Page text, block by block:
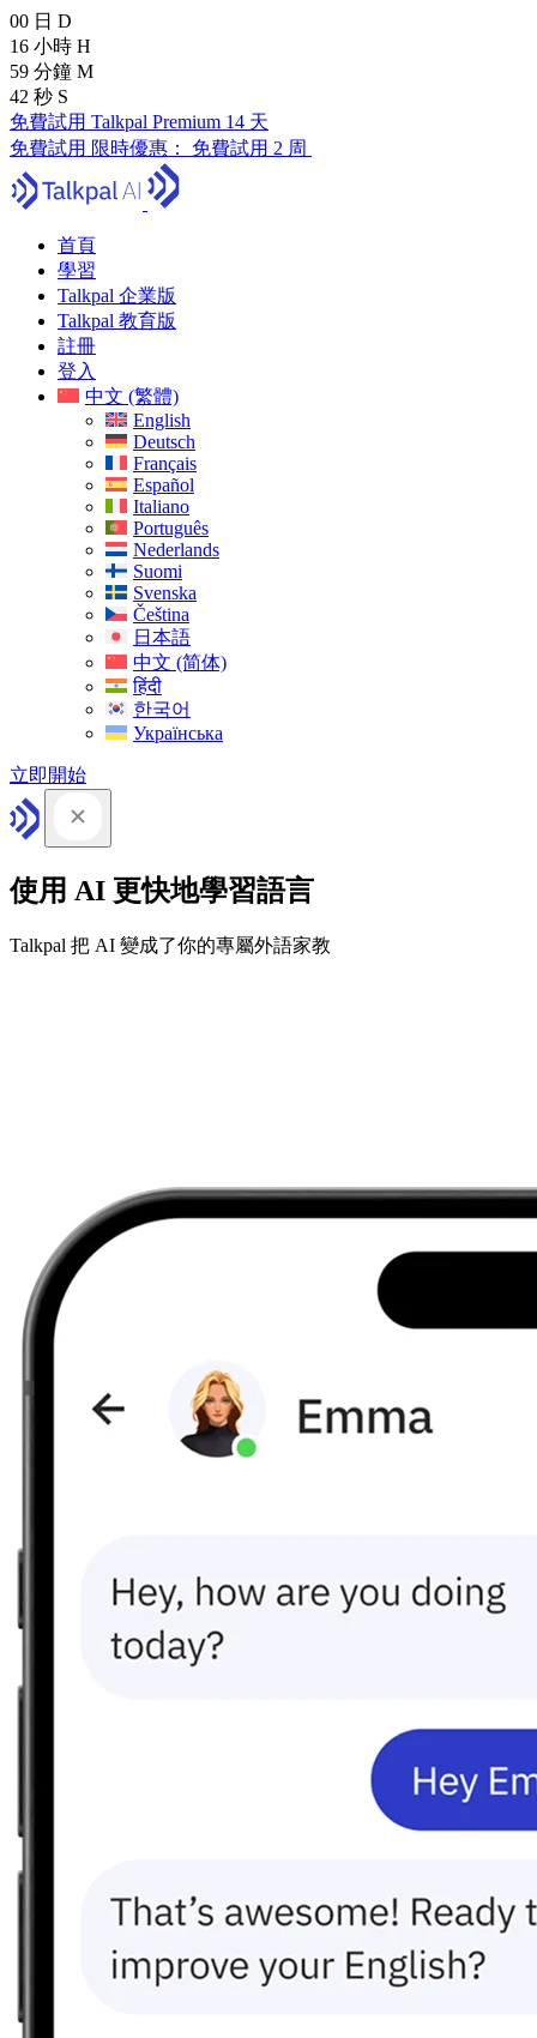
00 日 D
16 小時 H
59 分鐘 M
41 秒 S
免費試用 Talkpal Premium 14 天
免費試用 限時優惠： 免費試用 2 周
首頁
學習
Talkpal 企業版
Talkpal 教育版
註冊
登入
中文 (繁體)
English
Deutsch
Français
Español
Italiano
Português
Nederlands
Suomi
Svenska
Čeština
日本語
中文 (简体)
हिंदी
한국어
Українська
立即開始
使用 AI 更快地學習語言
Talkpal 把 AI 變成了你的專屬外語家教